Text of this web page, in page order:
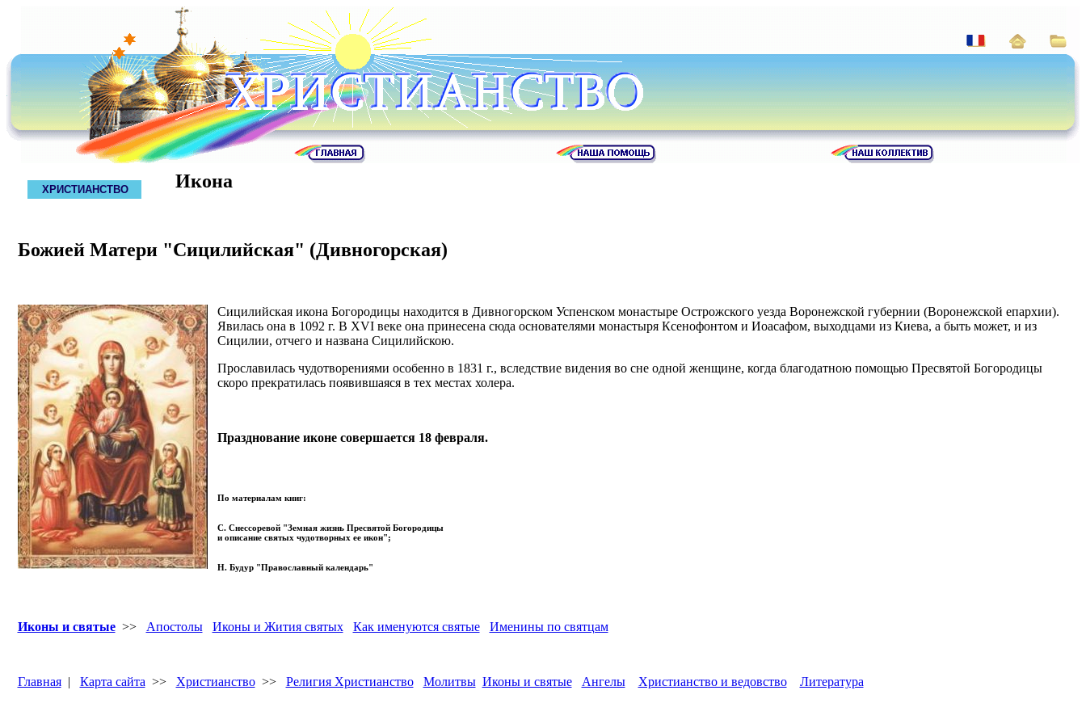
ХРИСТИАНСТВО Икона
Божией Матери "Сицилийская" (Дивногорская)
Сицилийская икона Богородицы находится в Дивногорском Успенском монастыре Острожского уезда Воронежской губернии (Воронежской епархии).
Явилась она в 1092 г. В XVI веке она принесена сюда основателями монастыря Ксенофонтом и Иоасафом, выходцами из Киева, а быть может, и из
Сицилии, отчего и названа Сицилийскою.
Прославилась чудотворениями особенно в 1831 г., вследствие видения во сне одной женщине, когда благодатною помощью Пресвятой Богородицы
скоро прекратилась появившаяся в тех местах холера.
Празднование иконе совершается 18 февраля.
По материалам книг:
С. Снессоревой "Земная жизнь Пресвятой Богородицы
и описание святых чудотворных ее икон";
Н. Будур "Православный календарь"
Иконы и святые>> Апостолы Иконы и Жития святых Как именуются святые Именины по святцам
Главная| Карта сайта >> Христианство>> Религия Христианство Молитвы Иконы и святые Ангелы Христианство и ведовство Литература